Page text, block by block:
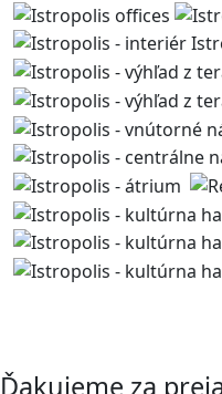
Ďakujeme za